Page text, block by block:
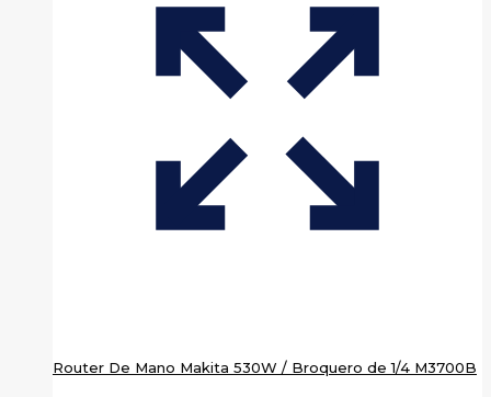
Router De Mano Makita 530W / Broquero de 1/4 M3700B